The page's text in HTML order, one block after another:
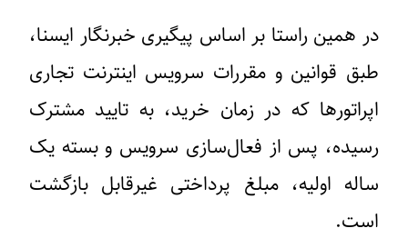
در همین راستا بر اساس پیگیری خبرنگار ایسنا،
طبق قوانین و مقررات سرویس اینترنت تجاری
اپراتورها که در زمان خرید، به تایید مشترک
رسیده، پس از فعال‌سازی سرویس و بسته یک
ساله اولیه، مبلغ پرداختی غیرقابل بازگشت
است.